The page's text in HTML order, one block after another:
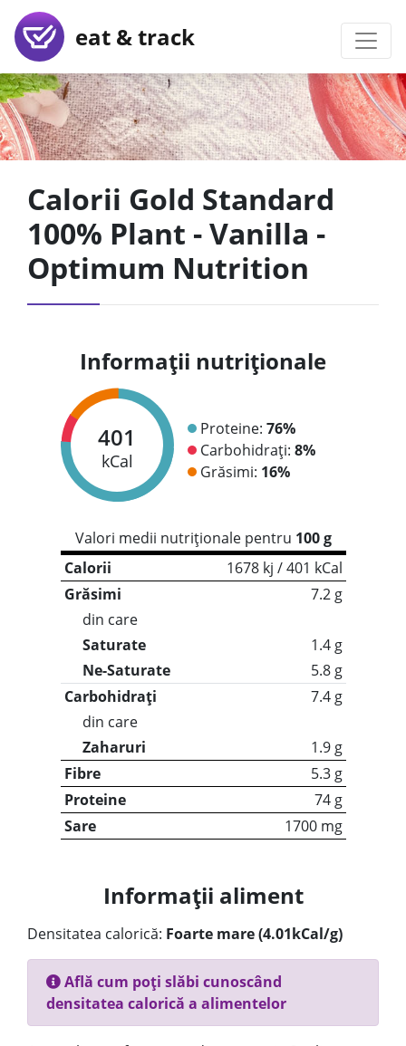
eat & track
Calorii Gold Standard
100% Plant - Vanilla -
Optimum Nutrition
Informații nutriționale
401
kCal
Proteine: 76%
Carbohidrați: 8%
Grăsimi: 16%
Valori medii nutriționale pentru 100 g
Calorii
1678 kj / 401 kCal
Grăsimi
7.2 g
din care
Saturate
1.4 g
Ne-Saturate
5.8 g
Carbohidrați
7.4 g
din care
Zaharuri
1.9 g
Fibre
5.3 g
Proteine
74 g
Sare
1700 mg
Informații aliment
Densitatea calorică: Foarte mare (4.01kCal/g)
Află cum poți slăbi cunoscând
densitatea calorică a alimentelor